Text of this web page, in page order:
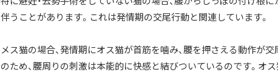
伴うことがあります。これは発情期の交尾行動と関連しています。
メス猫の場合、発情期にオス猫が首筋を噛み、腰を押さえる動作が
のため、腰周りの刺激は本能的に快感と結びついているのです。オ